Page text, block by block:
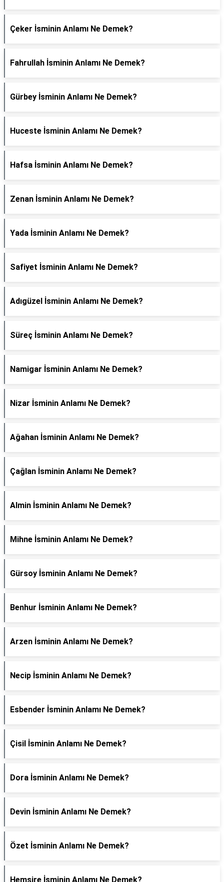
Çeker İsminin Anlamı Ne Demek?
Fahrullah İsminin Anlamı Ne Demek?
Gürbey İsminin Anlamı Ne Demek?
Huceste İsminin Anlamı Ne Demek?
Hafsa İsminin Anlamı Ne Demek?
Zenan İsminin Anlamı Ne Demek?
Yada İsminin Anlamı Ne Demek?
Safiyet İsminin Anlamı Ne Demek?
Adıgüzel İsminin Anlamı Ne Demek?
Süreç İsminin Anlamı Ne Demek?
Namigar İsminin Anlamı Ne Demek?
Nizar İsminin Anlamı Ne Demek?
Ağahan İsminin Anlamı Ne Demek?
Çağlan İsminin Anlamı Ne Demek?
Almin İsminin Anlamı Ne Demek?
Mihne İsminin Anlamı Ne Demek?
Gürsoy İsminin Anlamı Ne Demek?
Benhur İsminin Anlamı Ne Demek?
Arzen İsminin Anlamı Ne Demek?
Necip İsminin Anlamı Ne Demek?
Esbender İsminin Anlamı Ne Demek?
Çisil İsminin Anlamı Ne Demek?
Dora İsminin Anlamı Ne Demek?
Devin İsminin Anlamı Ne Demek?
Özet İsminin Anlamı Ne Demek?
Hemşire İsminin Anlamı Ne Demek?